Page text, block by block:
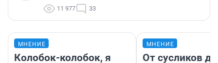
11 977 33
МНЕНИЕ
Колобок-колобок, я
МНЕНИЕ
От сусликов до